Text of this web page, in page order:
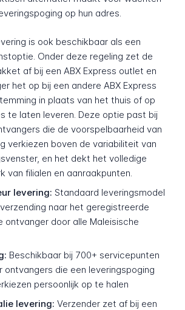
op hun adres.
is ook beschikbaar als een
Onder deze regeling zet de
af bij een ABX Express outlet en
het op bij een andere ABX Express
in plaats van het thuis of op
te laten leveren. Deze optie past bij
die de voorspelbaarheid van
verkiezen boven de variabiliteit van
en het dekt het volledige
van filialen en aanraakpunten.
levering: Standaard leveringsmodel
naar het geregistreerde
ontvanger door alle Maleisische
Beschikbaar bij 700+ servicepunten
ontvangers die een leveringspoging
persoonlijk op te halen
levering: Verzender zet af bij een